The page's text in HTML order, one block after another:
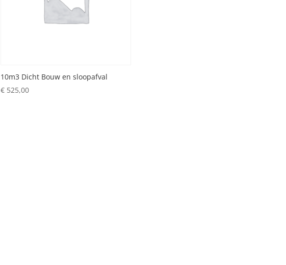
10m3 Dicht Bouw en sloopafval
€525,00